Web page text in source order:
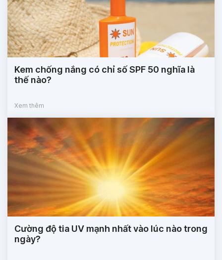
Kem chống nắng có chỉ số SPF 50 nghĩa là
thế nào?
Xem thêm
Cường độ tia UV mạnh nhất vào lúc nào trong
ngày?